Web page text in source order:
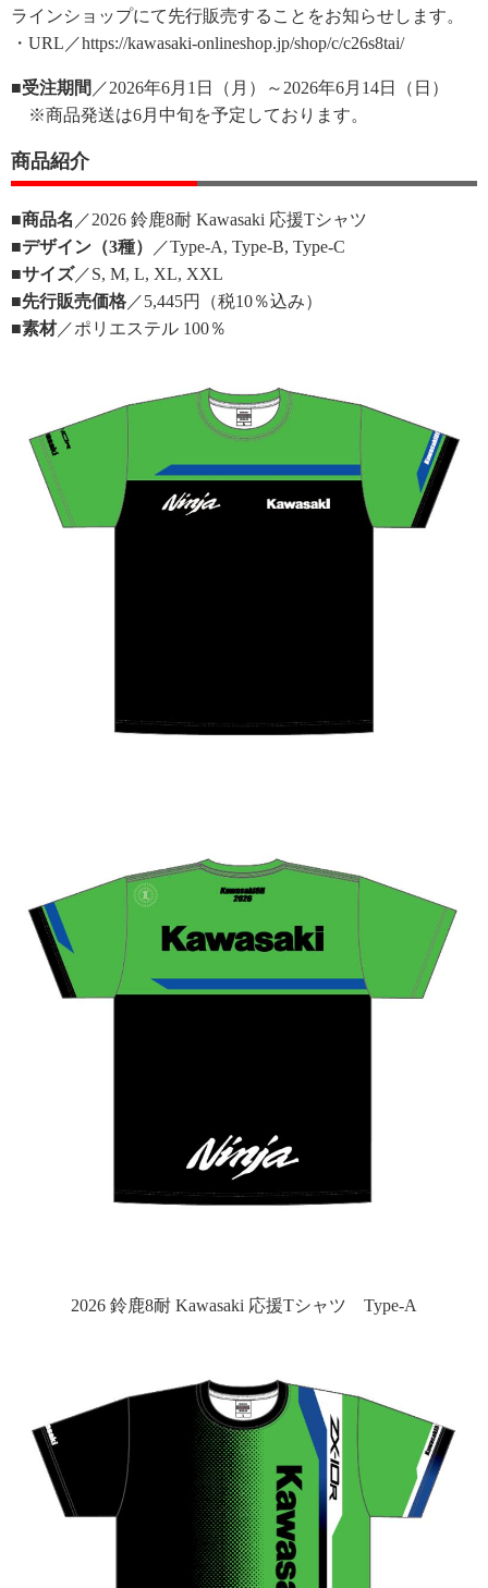
ラインショップにて先行販売することをお知らせします。
・URL／https://kawasaki-onlineshop.jp/shop/c/c26s8tai/
■受注期間 ／2026年6月1日（月）～2026年6月14日（日）
※商品発送は6月中旬を予定しております。
商品紹介
■商品名 ／2026 鈴鹿8耐 Kawasaki 応援Tシャツ
■デザイン（3種）
／Type-A, Type-B, Type-C
■サイズ／S, M, L, XL, XXL
■先行販売価格 ／5,445円（税10％込み）
■素材／ポリエステル 100％
2026 鈴鹿8耐 Kawasaki 応援Tシャツ Type-A